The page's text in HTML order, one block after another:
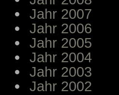
Jahr 2007
Jahr 2006
Jahr 2005
Jahr 2004
Jahr 2003
Jahr 2002